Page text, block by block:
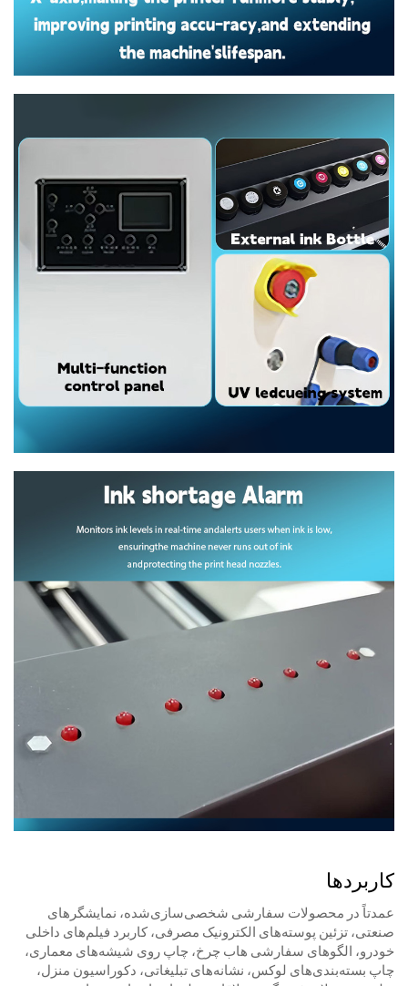
کاربردها
عمدتاً در محصولات سفارشی شخصی‌سازی‌شده، نمایشگرهای
صنعتی، تزئین پوسته‌های الکترونیک مصرفی، کاربرد فیلم‌های داخلی
خودرو، الگوهای سفارشی هاب چرخ، چاپ روی شیشه‌های معماری،
چاپ بسته‌بندی‌های لوکس، نشانه‌های تبلیغاتی، دکوراسیون منزل،